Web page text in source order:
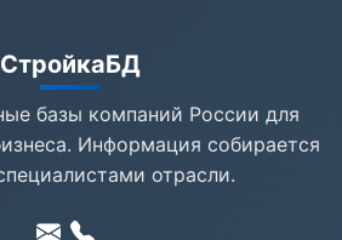
СтройкаБД
базы компаний России для
Информация собирается
отрасли.